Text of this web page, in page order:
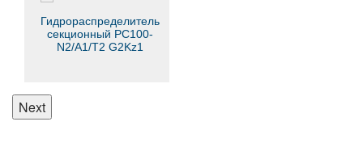
Гидрораспределитель
секционный РС100-
N2/А1/Т2 G2Kz1
Next